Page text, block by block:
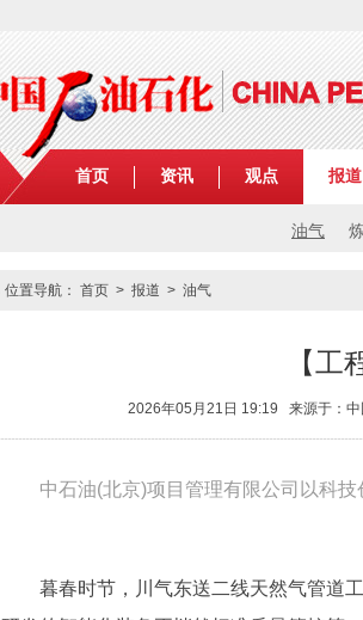
首页 资讯 观点 报道
油气
位置导航： 首页 > 报道 > 油气
【工
2026年05月21日 19:19 来源于：
中石油(北京)项目管理有限公司以科技
暮春时节，川气东送二线天然气管道工